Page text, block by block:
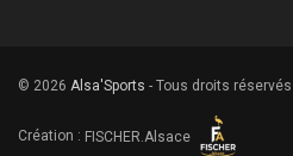
© 2026 Alsa'Sports - Tous droits réservés
Création : FISCHER.Alsace